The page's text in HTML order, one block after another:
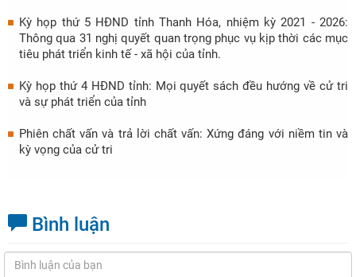
Kỳ họp thứ 5 HĐND tỉnh Thanh Hóa, nhiệm kỳ 2021 - 2026:
Thông qua 31 nghị quyết quan trọng phục vụ kịp thời các mục
tiêu phát triển kinh tế - xã hội của tỉnh.
Kỳ họp thứ 4 HĐND tỉnh: Mọi quyết sách đều hướng về cử tri
và sự phát triển của tỉnh
Phiên chất vấn và trả lời chất vấn: Xứng đáng với niềm tin và
kỳ vọng của cử tri
Bình luận